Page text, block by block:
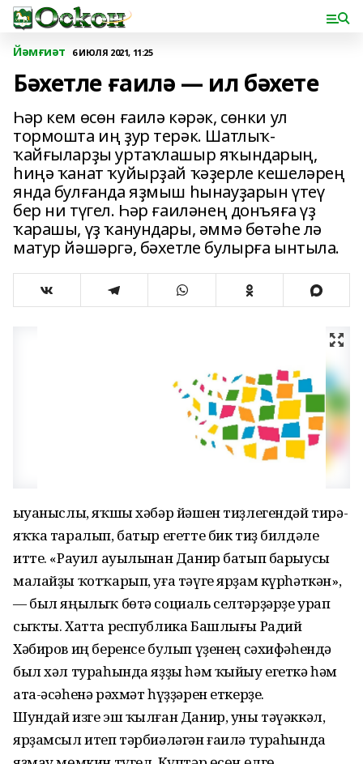
Йәмғиәт 6 ИЮЛЯ 2021, 11:25
Бәхетле ғаилә — ил бәхете
Һәр кем өсөн ғаилә кәрәк, сөнки ул
тормошта иң ҙур терәк. Шатлыҡ-
ҡайғыларҙы уртаҡлашыр яҡындарың,
һиңә ҡанат ҡуйырҙай ҡәҙерле кешеләрең
янда булғанда яҙмыш һынауҙарын үтеү
бер ни түгел. Һәр ғаиләнең донъяға үҙ
ҡарашы, үҙ ҡанундары, әммә бөтәһе лә
матур йәшәргә, бәхетле булырға ынтыла.
Ҡыуаныслы, яҡшы хәбәр йәшен тиҙлегендәй тирә-
яҡҡа таралып, батыр егетте бик тиҙ билдәле
итте. «Рауил ауылынан Данир батып барыусы
малайҙы ҡотҡарып, уға тәүге ярҙам күрһәткән»,
— был яңылыҡ бөтә социаль селтәрҙәрҙе урап
сыҡты. Хатта республика Башлығы Радий
Хәбиров иң беренсе булып үҙенең сәхифәһендә
был хәл тураһында яҙҙы һәм ҡыйыу егеткә һәм
ата-әсәһенә рәхмәт һүҙҙәрен еткерҙе.
Шундай изге эш ҡылған Данир, уны тәүәккәл,
ярҙамсыл итеп тәрбиәләгән ғаилә тураһында